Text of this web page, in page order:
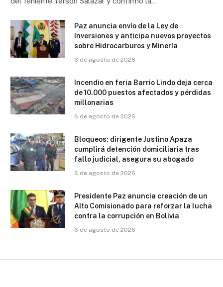
Paz anuncia envío de la Ley de
Inversiones y anticipa nuevos proyectos
sobre Hidrocarburos y Minería
6 de agosto de 2026
Incendio en feria Barrio Lindo deja cerca
de 10.000 puestos afectados y pérdidas
millonarias
6 de agosto de 2026
Bloqueos: dirigente Justino Apaza
cumplirá detención domiciliaria tras
fallo judicial, asegura su abogado
6 de agosto de 2026
Presidente Paz anuncia creación de un
Alto Comisionado para reforzar la lucha
contra la corrupción en Bolivia
6 de agosto de 2026